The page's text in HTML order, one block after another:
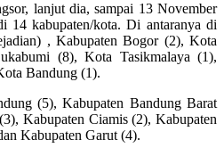
lanjut dia, sampai 13 November
14 kabupaten/kota. Di antaranya di
, Kabupaten Bogor (2), Kota
(8), Kota Tasikmalaya (1),
Bandung (1).
(5), Kabupaten Bandung Barat
Kabupaten Ciamis (2), Kabupaten
Kabupaten Garut (4).